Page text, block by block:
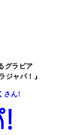
グラビア
ジャパ！』
さん!